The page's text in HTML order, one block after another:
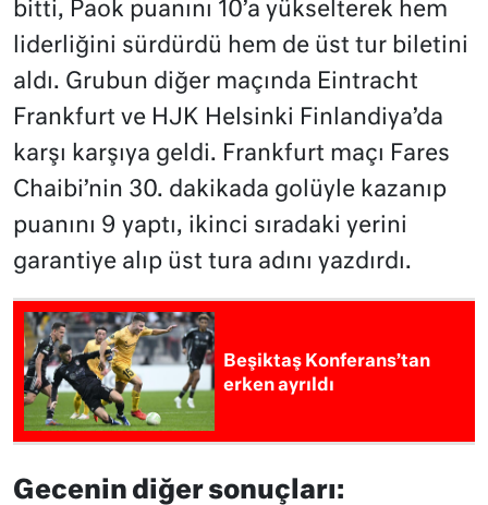
bitti, Paok puanını 10’a yükselterek hem
liderliğini sürdürdü hem de üst tur biletini
aldı. Grubun diğer maçında Eintracht
Frankfurt ve HJK Helsinki Finlandiya’da
karşı karşıya geldi. Frankfurt maçı Fares
Chaibi’nin 30. dakikada golüyle kazanıp
puanını 9 yaptı, ikinci sıradaki yerini
garantiye alıp üst tura adını yazdırdı.
Beşiktaş Konferans’tan
erken ayrıldı
Gecenin diğer sonuçları: